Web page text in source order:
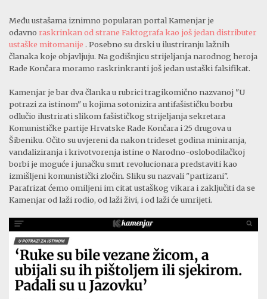
Među ustašama iznimno popularan portal Kamenjar je
odavno raskrinkan od strane Faktografa kao još jedan distributer
ustaške mitomanije . Posebno su drski u ilustriranju lažnih
članaka koje objavljuju. Na godišnjicu strijeljanja narodnog heroja
Rade Končara moramo raskrinkranti još jedan ustaški falsifikat.
Kamenjar je bar dva članka u rubrici tragikomično nazvanoj "U
potrazi za istinom" u kojima sotonizira antifašističku borbu
odlučio ilustrirati slikom fašističkog strijeljanja sekretara
Komunističke partije Hrvatske Rade Končara i 25 drugova u
Šibeniku. Očito su uvjereni da nakon trideset godina miniranja,
vandaliziranja i krivotvorenja istine o Narodno-oslobodilačkoj
borbi je moguće i junačku smrt revolucionara predstaviti kao
izmišljeni komunistički zločin. Sliku su nazvali "partizani".
Parafrizat ćemo omiljeni im citat ustaškog vikara i zaključiti da se
Kamenjar od laži rodio, od laži živi, i od laži će umrijeti.